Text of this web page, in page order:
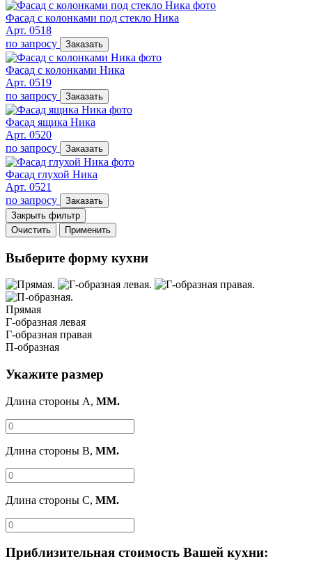
Фасад с колонками под стекло Ника
Арт. 0518
по запросу
Заказать
Фасад с колонками Ника
Арт. 0519
по запросу
Заказать
Фасад ящика Ника
Арт. 0520
по запросу
Заказать
Фасад глухой Ника
Арт. 0521
по запросу
Заказать
Закрыть фильтр
Очистить
Применить
Выберите форму кухни
Прямая
Г-образная левая
Г-образная правая
П-образная
Укажите размер
Длина стороны A, ММ.
Длина стороны B, ММ.
Длина стороны C, ММ.
Приблизительная стоимость Вашей кухни: